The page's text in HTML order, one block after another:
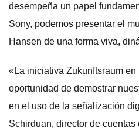
desempeña un papel
Sony, podemos presentar el
Hansen de una forma viva,
«La iniciativa Zukunftsraum
oportunidad de demostrar
en el uso de la señalización
Schirduan, director de